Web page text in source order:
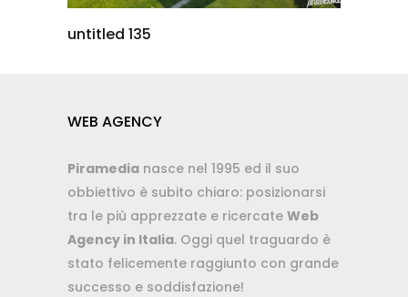
untitled 135
WEB AGENCY
Piramedia nasce nel 1995 ed il suo
obbiettivo è subito chiaro: posizionarsi
tra le più apprezzate e ricercate Web
Agency in Italia. Oggi quel traguardo è
stato felicemente raggiunto con grande
successo e soddisfazione!